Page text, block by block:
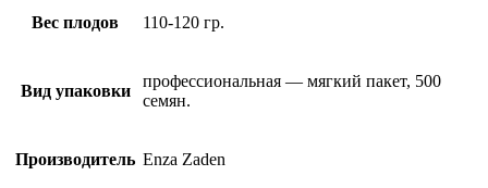
Вес плодов 110-120 гр.
Вид упаковки
профессиональная — мягкий пакет, 500
семян.
Производитель Enza Zaden